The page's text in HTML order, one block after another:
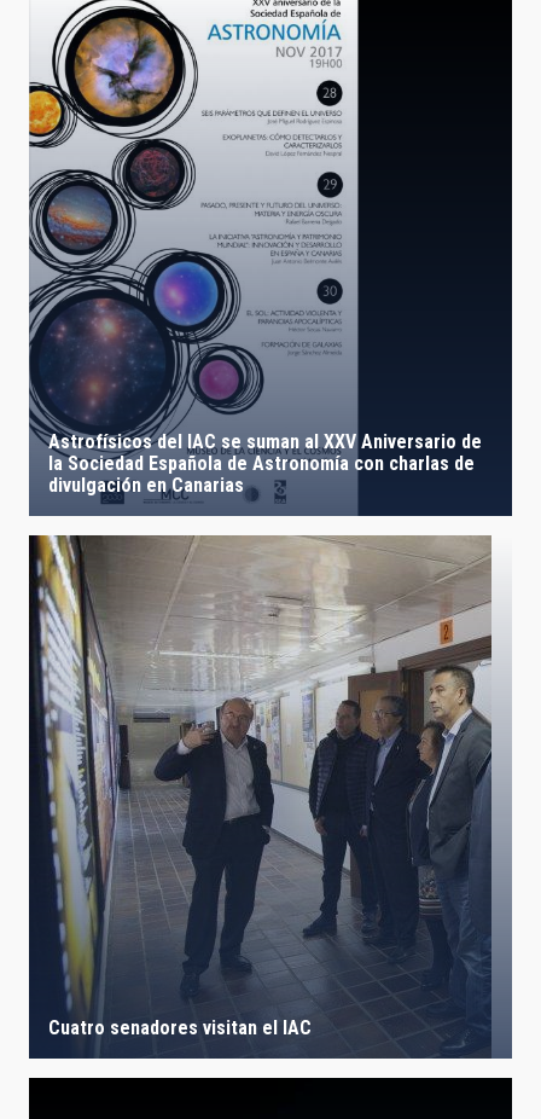
Astrofísicos del IAC se suman al XXV Aniversario de
la Sociedad Española de Astronomía con charlas de
divulgación en Canarias
Cuatro senadores visitan el IAC